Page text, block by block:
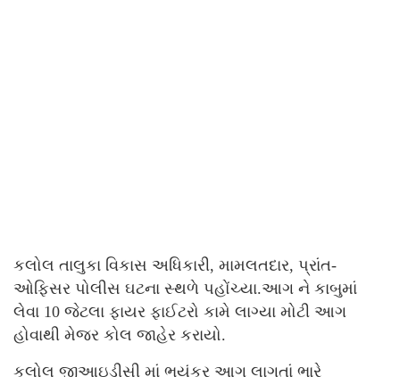
કલોલ તાલુકા વિકાસ અધિકારી, મામલતદાર, પ્રાંત-
ઓફિસર પોલીસ ઘટના સ્થળે પહોંચ્યા.આગ ને કાબુમાં
લેવા 10 જેટલા ફાયર ફાઈટરો કામે લાગ્યા મોટી આગ
હોવાથી મેજર કોલ જાહેર કરાયો.
કલોલ જીઆઇડીસી માં ભયંકર આગ લાગતાં ભારે